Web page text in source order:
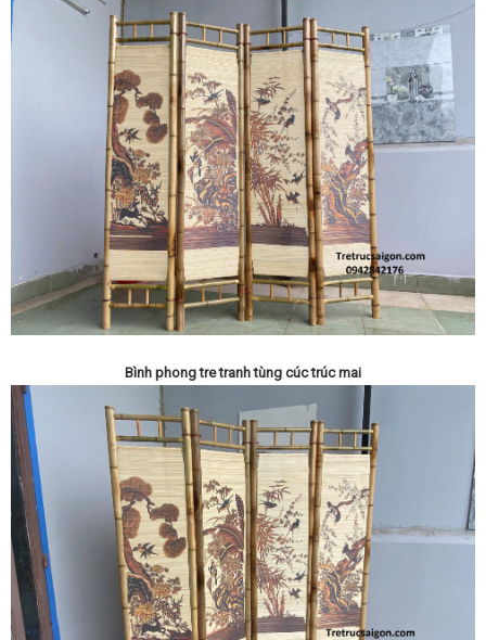
Bình phong tre tranh tùng cúc trúc mai